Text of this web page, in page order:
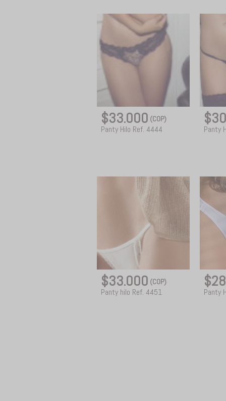
$33.000(COP)
Panty Hilo Ref. 4444 Panty
$33.000(COP)
Panty hilo Ref. 4451 Panty